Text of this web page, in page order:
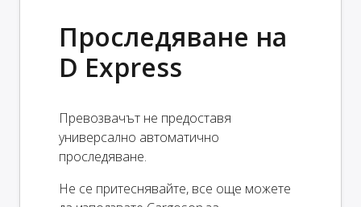
Проследяване на
D Express
Превозвачът не предоставя
универсално автоматично
проследяване.
Не се притеснявайте, все още можете